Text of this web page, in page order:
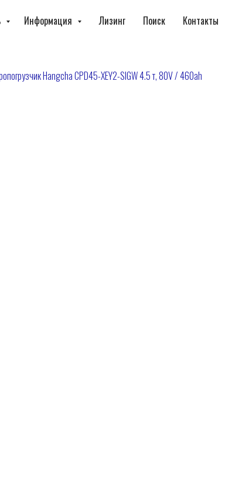
Информация Лизинг Поиск Контакты
Hangcha CPD45-XEY2-SIGW 4.5 т, 80V / 460ah